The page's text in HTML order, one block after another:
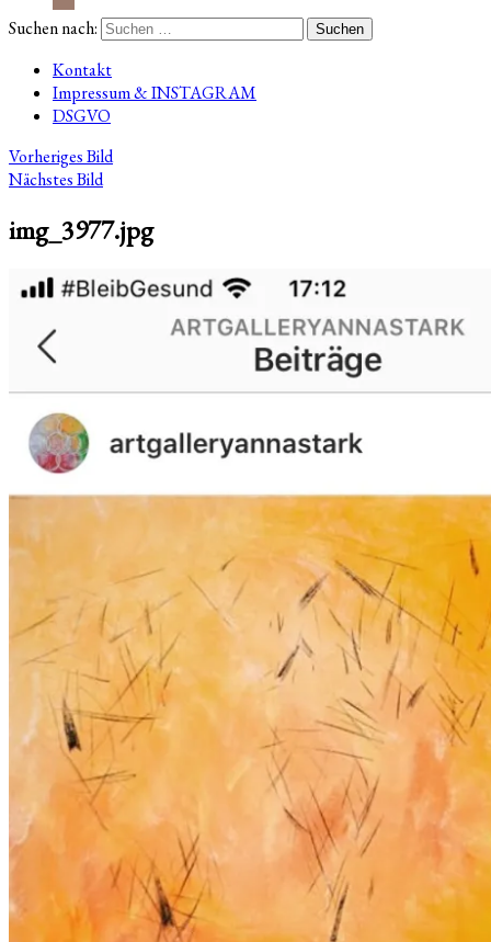
Suchen nach:
Kontakt
Impressum & INSTAGRAM
DSGVO
Vorheriges Bild
Nächstes Bild
img_3977.jpg